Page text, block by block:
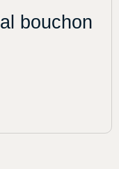
bouchon